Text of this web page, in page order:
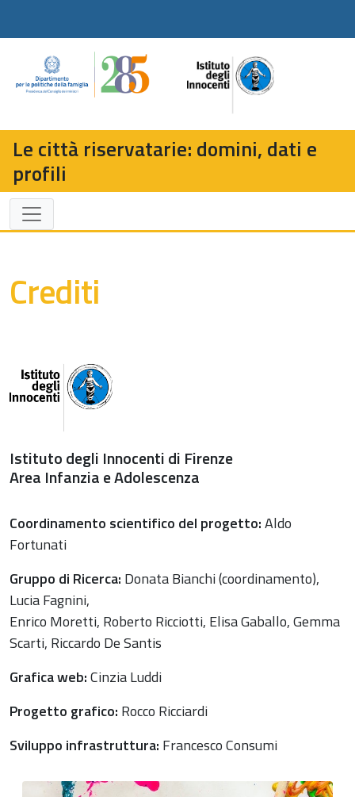
Le città riservatarie: domini, dati e
profili
Crediti
Istituto degli Innocenti di Firenze
Area Infanzia e Adolescenza
Coordinamento scientifico del progetto:Aldo
Fortunati
Gruppo di Ricerca: Donata Bianchi (coordinamento),
Lucia Fagnini,
Enrico Moretti, Roberto Ricciotti, Elisa Gaballo, Gemma
Scarti, Riccardo De Santis
Grafica web:Cinzia Luddi
Progetto grafico: Rocco Ricciardi
Sviluppo infrastruttura: Francesco Consumi